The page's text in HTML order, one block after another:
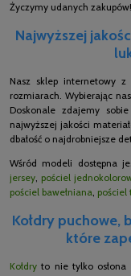
Życzymy udanych zakupów!
Najwyższej
Nasz sklep internetowy
rozmiarach. Wybierając
Doskonale zdajemy
najwyższej jakości
dbałość o najdrobniejsze
Wśród modeli dostępna
jersey, pościel
pościel bawełniana, pościel
Kołdry puchowe,
które
Kołdry to nie tylko osłona